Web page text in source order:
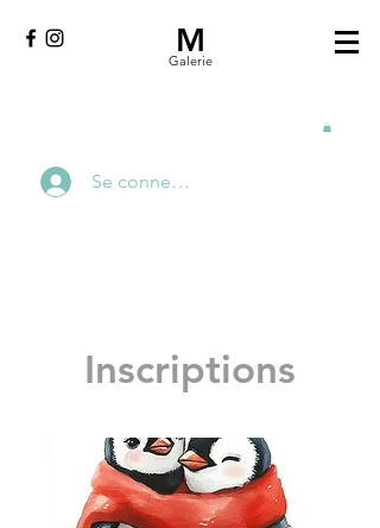
M
Galerie
Se connecter
Inscriptions